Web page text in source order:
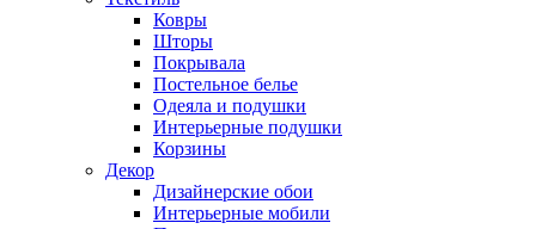
Ковры
Шторы
Покрывала
Постельное белье
Одеяла и подушки
Интерьерные подушки
Корзины
Декор
Дизайнерские обои
Интерьерные мобили